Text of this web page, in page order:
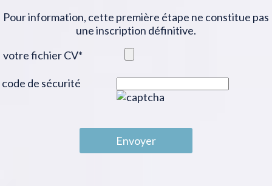
Pour information, cette première étape ne constitue pas
une inscription définitive.
votre fichier CV*
code de sécurité
Envoyer